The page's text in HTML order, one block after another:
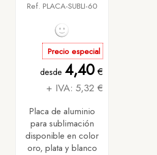
Ref. PLACA-SUBLI-60
Precio especial
desde 4,40€
+ IVA: 5,32 €
Placa de aluminio
para sublimación
disponible en color
oro, plata y blanco